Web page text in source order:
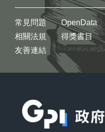
常見問題
相關法規
友善連結
OpenData
得獎書目